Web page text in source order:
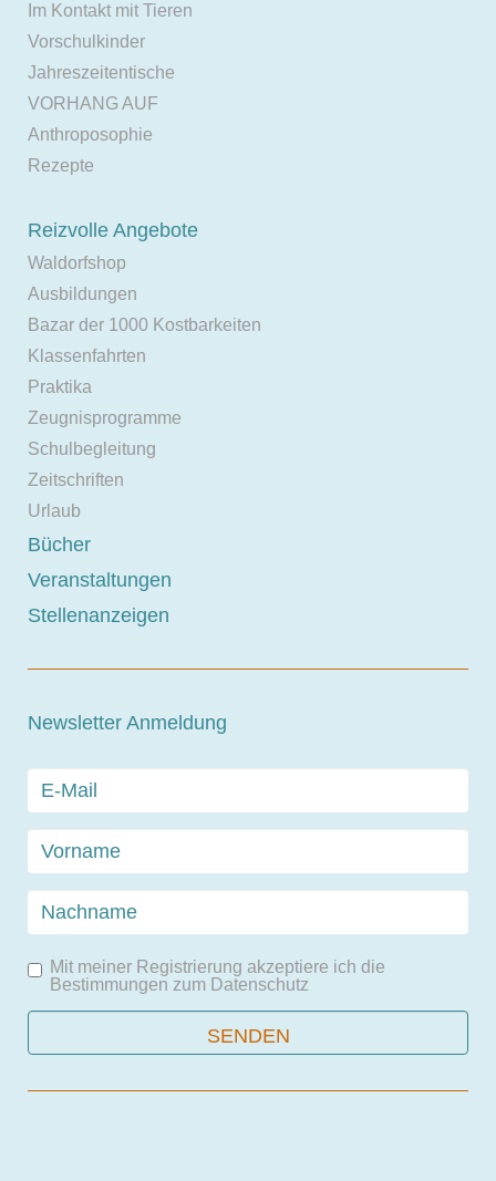
Im Kontakt mit Tieren
Vorschulkinder
Jahreszeitentische
VORHANG AUF
Anthroposophie
Rezepte
Reizvolle Angebote
Waldorfshop
Ausbildungen
Bazar der 1000 Kostbarkeiten
Klassenfahrten
Praktika
Zeugnisprogramme
Schulbegleitung
Zeitschriften
Urlaub
Bücher
Veranstaltungen
Stellenanzeigen
Newsletter Anmeldung
Mit meiner Registrierung akzeptiere ich die
Bestimmungen zum Datenschutz